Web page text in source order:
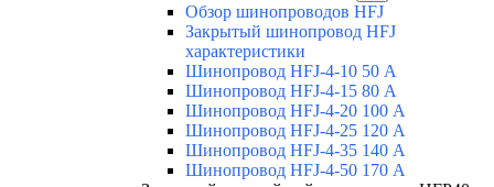
Обзор шинопроводов HFJ
Закрытый шинопровод HFJ
характеристики
Шинопровод HFJ-4-10 50 А
Шинопровод HFJ-4-15 80 А
Шинопровод HFJ-4-20 100 А
Шинопровод HFJ-4-25 120 А
Шинопровод HFJ-4-35 140 А
Шинопровод HFJ-4-50 170 А